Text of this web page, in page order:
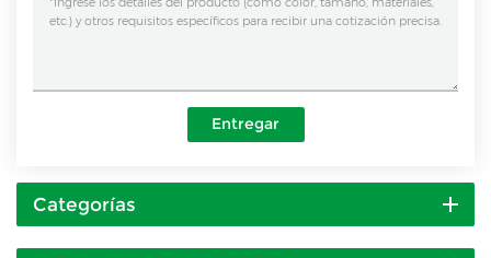
Entregar
Categorías